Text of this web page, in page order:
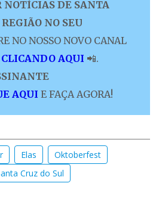
NOTÍCIAS DE SANTA
NO SEU
NO NOSSO NOVO CANAL
CLICANDO AQUI 📲.
AQUI E FAÇA AGORA!
Elas
Oktoberfest
Cruz do Sul